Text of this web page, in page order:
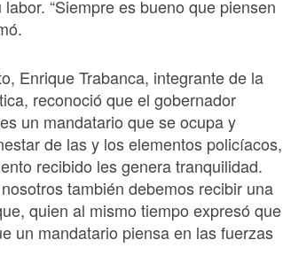
“Siempre es bueno que piensen
Enrique Trabanca, integrante de la
reconoció que el gobernador
un mandatario que se ocupa y
de las y los elementos policíacos,
recibido les genera tranquilidad.
también debemos recibir una
quien al mismo tiempo expresó que
un mandatario piensa en las fuerzas